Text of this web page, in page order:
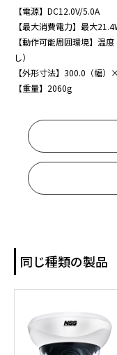
【電源】DC12.0V/5.0A
【最大消費電力】最大
【動作可能周囲環境】温
し）
【外形寸法】300.0（幅
【重量】2060g
同じ種類の製品